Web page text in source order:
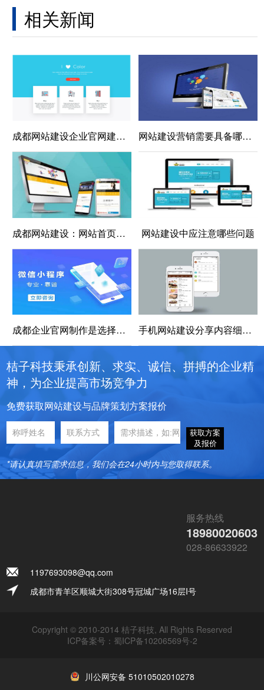
相关新闻
成都网站建设企业官网建设网页设计配色方案 网站建设营销需要具备哪些能力？
成都网站建设：网站首页界面设计的5个基本步骤 网站建设中应注意哪些问题
成都企业官网制作是选择定制开发好还是使用模板建站好 手机网站建设分享内容细节的优化技巧
桔子科技秉承创新、求实、诚信、拼搏的企业精
神，为企业提高市场竞争力
免费获取网站建设与品牌策划方案报价
获取方案
及报价
*请认真填写需求信息，我们会在24小时内与您取得联系。
服务热线
18980020603
028-86633922
1197693098@qq.com
成都市青羊区顺城大街308号冠城广场16层I号
Copyright © 2010-2014 桔子科技, All Rights Reserved
ICP备案号： 蜀ICP备10206569号-2
川公网安备 51010502010278